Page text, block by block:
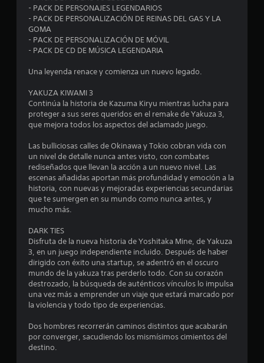
o
1
7
e
s
t
l
l
a
d
- PACK DE PERSONAJES LEGENDARIOS
- PACK DE PERSONALIZACIÓN DE REINAS DEL GAS Y LA
GOMA
- PACK DE PERSONALIZACIÓN DE MÓVIL
- PACK DE CD DE MÚSICA LEGENDARIA
Una leyenda renace y comienza un nuevo legado.
YAKUZA KIWAMI 3
Continúa la historia de Kazuma Kiryu mientras lucha para
proteger a sus seres queridos en el remake de Yakuza 3,
que mejora todos los aspectos del aclamado juego.
Las bulliciosas calles de Okinawa y Tokio cobran vida con
un nivel de detalle nunca antes visto, con combates
rediseñados que llevan la acción a un nuevo nivel. Las
escenas añadidas aportan más profundidad y emoción a la
historia, con nuevas y mejoradas experiencias secundarias
que te sumergen en su mundo como nunca antes, y
mucho más.
DARK TIES
Disfruta de la nueva historia de Yoshitaka Mine, de Yakuza
3, en un juego independiente incluido. Después de haber
dirigido con éxito una startup, se adentró en el oscuro
mundo de la yakuza tras perderlo todo. Con su corazón
destrozado, la búsqueda de auténticos vínculos lo impulsa
una vez más a emprender un viaje que estará marcado por
la violencia y todo tipo de experiencias.
Dos hombres recorrerán caminos distintos que acabarán
por converger, sacudiendo los mismísimos cimientos del
destino.